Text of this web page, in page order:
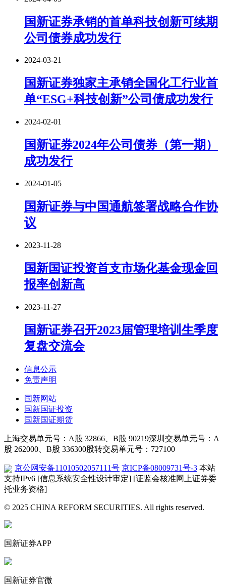
国新证券承销的首单科技创新可续期
公司债券成功发行
2024-03-21
国新证券独家主承销全国化工行业首
单“ESG+科技创新”公司债成功发行
2024-02-01
国新证券2024年公司债券（第一期）
成功发行
2024-01-05
国新证券与中国通航签署战略合作协
议
2023-11-28
国新国证投资首支市场化基金现金回
报率创新高
2023-11-27
国新证券召开2023届管理培训生季度
复盘交流会
信息公示
免责声明
国新网站
国新国证投资
国新国证期货
上海交易单元号：A股 32866、B股 90219深圳交易单元号：A
股 262000、B股 336300股转交易单元号：727100
京公网安备11010502057111号 京ICP备08009731号-3 本站
支持IPv6 [信息系统安全性设计审定] [证监会核准网上证券委
托业务资格]
© 2025 CHINA REFORM SECURITIES. All rights reserved.
国新证券APP
国新证券官微